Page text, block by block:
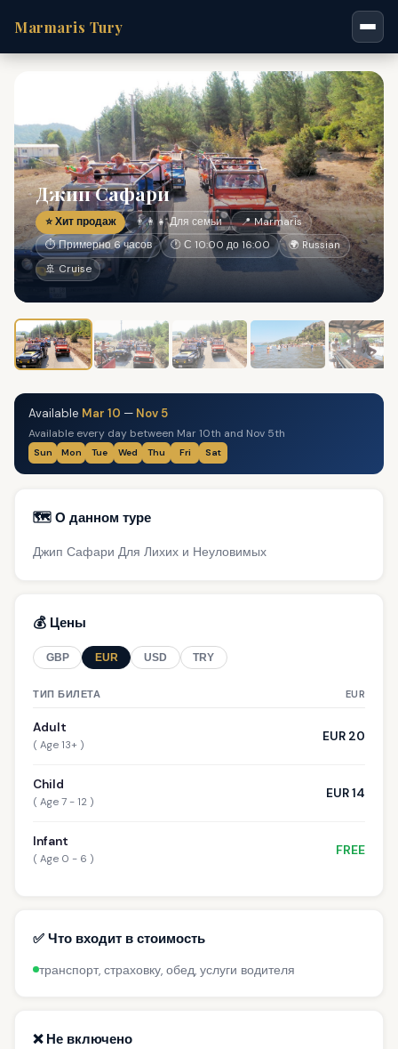
Marmaris Tury
Джип Сафари
⭐ Хит продаж 👨‍👩‍👧 Для семьи
📍 Marmaris
⏱ Примерно 6 часов
🕐 С 10:00 до 16:00
🌍 Russian
🚢 Cruise
Available Mar 10 — Nov 5
Available every day between Mar 10th and Nov 5th
Sun Mon Tue Wed Thu Fri Sat
🗺️ О данном туре
Джип Сафари Для Лихих и Неуловимых
💰 Цены
GBP EUR USD TRY
ТИП БИЛЕТА EUR
Adult
( Age 13+ )
EUR 20
Child
( Age 7 - 12 )
EUR 14
Infant
( Age 0 - 6 )
FREE
✅ Что входит в стоимость
транспорт, страховку, обед, услуги водителя
❌ Не включено